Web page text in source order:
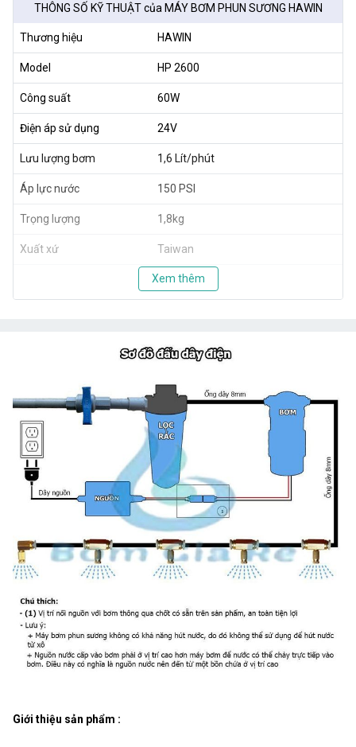
THÔNG SỐ KỸ THUẬT của MÁY BƠM PHUN SƯƠNG HAWIN
Thương hiệu HAWIN
Model HP 2600
Công suất 60W
Điện áp sử dụng 24V
Lưu lượng bơm 1,6 Lít/phút
Áp lực nước 150 PSI
Trọng lượng 1,8kg
Xuất xứ Taiwan
Xem thêm
Giới thiệu sản phẩm :